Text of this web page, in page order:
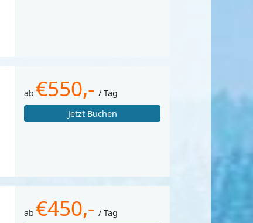
ab €550,- / Tag
Jetzt Buchen
ab €450,- / Tag